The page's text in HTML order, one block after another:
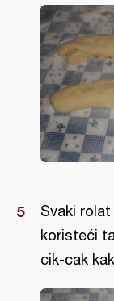
Svaki
koristeći
cik-cak